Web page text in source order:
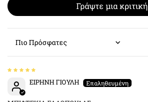
Γράψτε μια κριτική
Sort by
ΕΙΡΗΝΗ ΓΙΟΥΛΗ